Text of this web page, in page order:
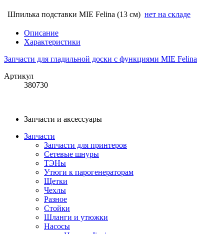
Шпилька подставки MIE Felina (13 см) нет на складе
Описание
Характеристики
Запчасти для гладильной доски с функциями MIE Felina
Артикул
380730
Запчасти и аксессуары
Запчасти
Запчасти для принтеров
Сетевые шнуры
ТЭНы
Утюги к парогенераторам
Щетки
Чехлы
Разное
Стойки
Шланги и утюжки
Насосы